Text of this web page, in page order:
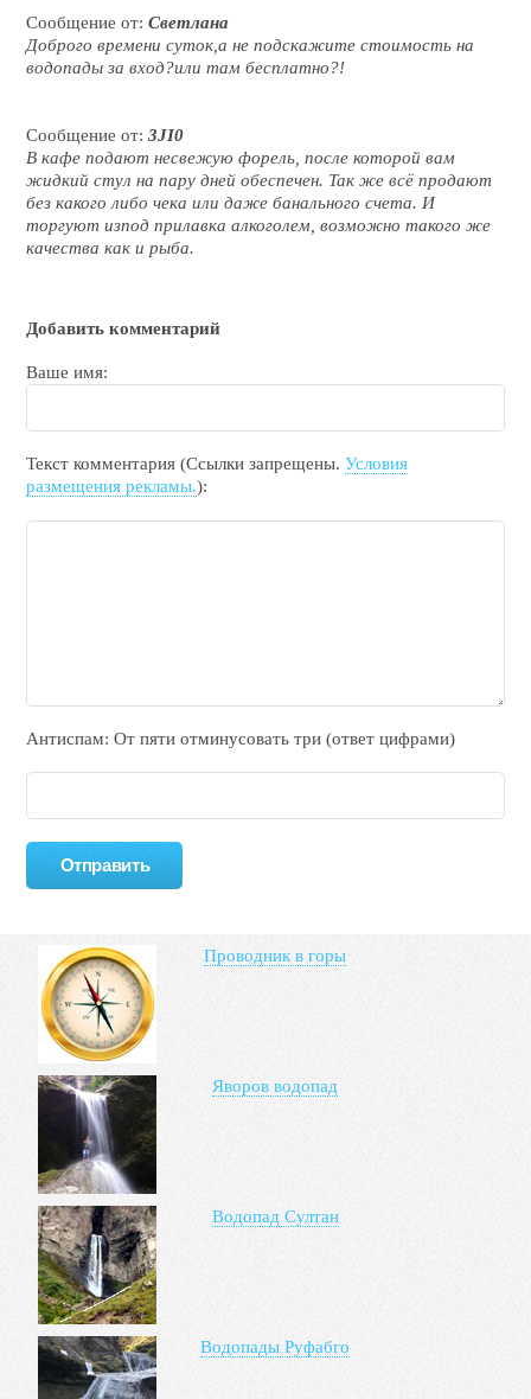
Сообщение от:Светлана
Доброго времени суток,а не подскажите стоимость на
водопады за вход?или там бесплатно?!
Сообщение от:3JI0
В кафе подают несвежую форель, после которой вам
жидкий стул на пару дней обеспечен. Так же всё продают
без какого либо чека или даже банального счета. И
торгуют изпод прилавка алкоголем, возможно такого же
качества как и рыба.
Добавить комментарий
Ваше имя:
Текст комментария (Ссылки запрещены.Условия
размещения рекламы.):
Антиспам: От пяти отминycовать тpи (ответ цифрами)
Проводник в горы
Яворов водопад
Водопад Султан
Водопады Руфабго